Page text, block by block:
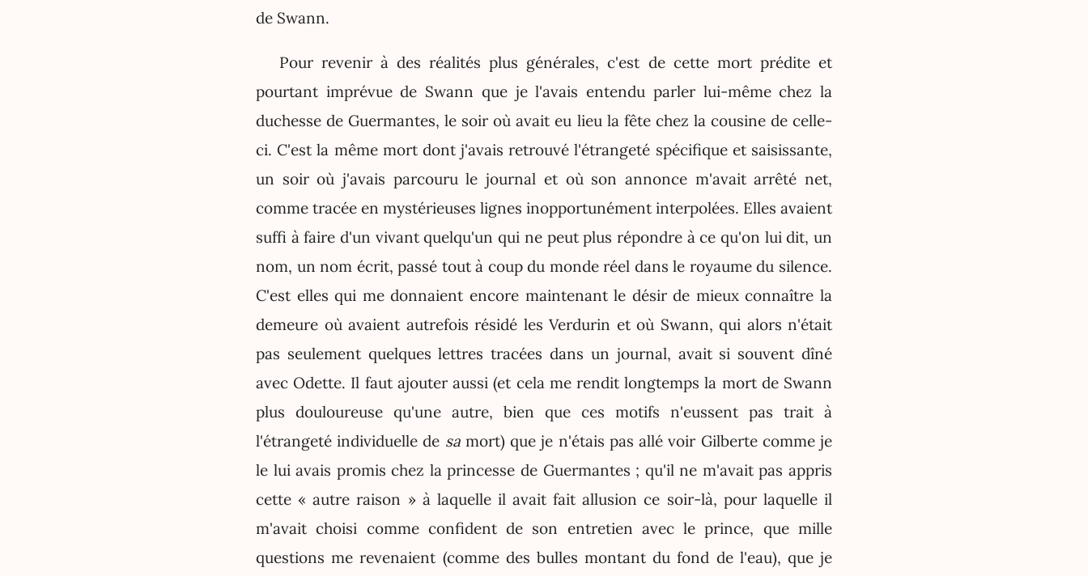
de Swann.
Pour revenir à des réalités plus générales, c'est de cette mort prédite et
pourtant imprévue de Swann que je l'avais entendu parler lui-même chez la
duchesse de Guermantes, le soir où avait eu lieu la fête chez la cousine de celle-
ci. C'est la même mort dont j'avais retrouvé l'étrangeté spécifique et saisissante,
un soir où j'avais parcouru le journal et où son annonce m'avait arrêté net,
comme tracée en mystérieuses lignes inopportunément interpolées. Elles avaient
suffi à faire d'un vivant quelqu'un qui ne peut plus répondre à ce qu'on lui dit, un
nom, un nom écrit, passé tout à coup du monde réel dans le royaume du silence.
C'est elles qui me donnaient encore maintenant le désir de mieux connaître la
demeure où avaient autrefois résidé les Verdurin et où Swann, qui alors n'était
pas seulement quelques lettres tracées dans un journal, avait si souvent dîné
avec Odette. Il faut ajouter aussi (et cela me rendit longtemps la mort de Swann
plus douloureuse qu'une autre, bien que ces motifs n'eussent pas trait à
l'étrangeté individuelle de samort) que je n'étais pas allé voir Gilberte comme je
le lui avais promis chez la princesse de Guermantes ; qu'il ne m'avait pas appris
cette « autre raison » à laquelle il avait fait allusion ce soir-là, pour laquelle il
m'avait choisi comme confident de son entretien avec le prince, que mille
questions me revenaient (comme des bulles montant du fond de l'eau), que je